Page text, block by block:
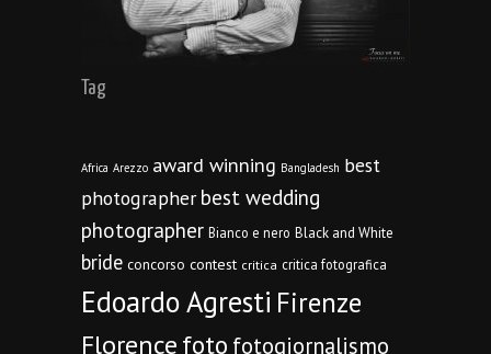
Tag
Africa Arezzo award winning Bangladesh best
photographer best wedding
photographer Bianco e nero Black and White
bride concorso contest critica critica fotografica
Edoardo Agresti Firenze
Florencefoto fotogiornalismo